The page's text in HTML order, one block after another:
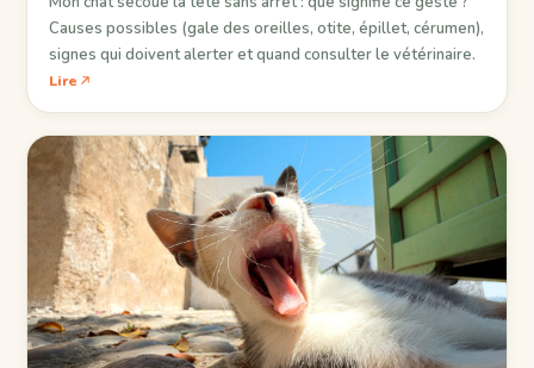
Causes possibles (gale des oreilles, otite, épillet, cérumen),
signes qui doivent alerter et quand consulter le vétérinaire.
Lire